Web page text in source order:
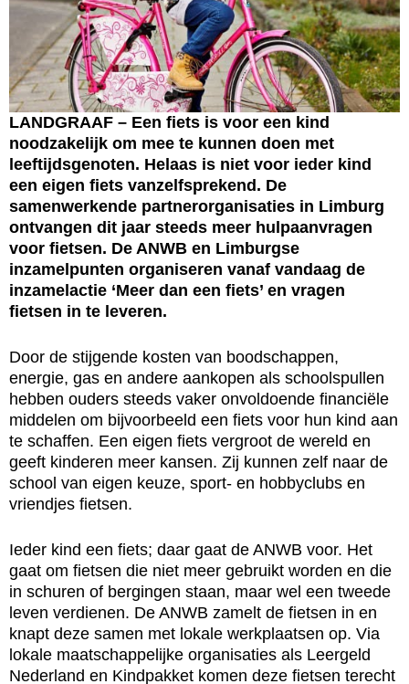
LANDGRAAF – Een fiets is voor een kind
noodzakelijk om mee te kunnen doen met
leeftijdsgenoten. Helaas is niet voor ieder kind
een eigen fiets vanzelfsprekend. De
samenwerkende partnerorganisaties in Limburg
ontvangen dit jaar steeds meer hulpaanvragen
voor fietsen. De ANWB en Limburgse
inzamelpunten organiseren vanaf vandaag de
inzamelactie ‘Meer dan een fiets’ en vragen
fietsen in te leveren.
Door de stijgende kosten van boodschappen,
energie, gas en andere aankopen als schoolspullen
hebben ouders steeds vaker onvoldoende financiële
middelen om bijvoorbeeld een fiets voor hun kind aan
te schaffen. Een eigen fiets vergroot de wereld en
geeft kinderen meer kansen. Zij kunnen zelf naar de
school van eigen keuze, sport- en hobbyclubs en
vriendjes fietsen.
Ieder kind een fiets; daar gaat de ANWB voor. Het
gaat om fietsen die niet meer gebruikt worden en die
in schuren of bergingen staan, maar wel een tweede
leven verdienen. De ANWB zamelt de fietsen in en
knapt deze samen met lokale werkplaatsen op. Via
lokale maatschappelijke organisaties als Leergeld
Nederland en Kindpakket komen deze fietsen terecht